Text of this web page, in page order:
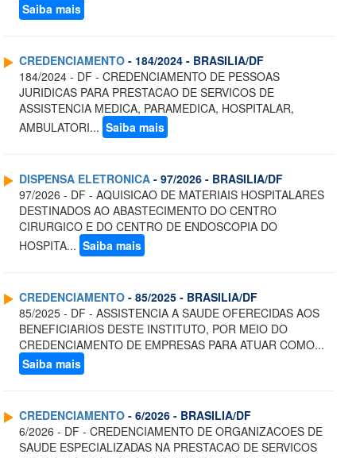
Saiba mais
CREDENCIAMENTO - 184/2024 - BRASILIA/DF
184/2024 - DF - CREDENCIAMENTO DE PESSOAS
JURIDICAS PARA PRESTACAO DE SERVICOS DE
ASSISTENCIA MEDICA, PARAMEDICA, HOSPITALAR,
AMBULATORI... Saiba mais
DISPENSA ELETRONICA - 97/2026 - BRASILIA/DF
97/2026 - DF - AQUISICAO DE MATERIAIS HOSPITALARES
DESTINADOS AO ABASTECIMENTO DO CENTRO
CIRURGICO E DO CENTRO DE ENDOSCOPIA DO
HOSPITA... Saiba mais
CREDENCIAMENTO - 85/2025 - BRASILIA/DF
85/2025 - DF - ASSISTENCIA A SAUDE OFERECIDAS AOS
BENEFICIARIOS DESTE INSTITUTO, POR MEIO DO
CREDENCIAMENTO DE EMPRESAS PARA ATUAR COMO...
Saiba mais
CREDENCIAMENTO - 6/2026 - BRASILIA/DF
6/2026 - DF - CREDENCIAMENTO DE ORGANIZACOES DE
SAUDE ESPECIALIZADAS NA PRESTACAO DE SERVICOS